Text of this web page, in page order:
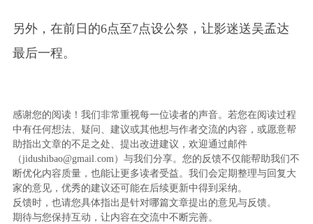
另外，在前日的6点至7点设公祭，让影迷送吴孟达
最后一程。
感谢您的阅读！我们非常重视每一位读者的声音。若您在阅读过程
中有任何想法、疑问、建议或其他想与作者交流的内容，或愿意帮
助指出文章的不足之处、提出改进建议，欢迎通过邮件
（jidushibao@gmail.com）与我们分享。您的反馈不仅能帮助我们不
断优化内容质量，也能让更多读者受益。我们会定期整理与回复大
家的意见，优秀的建议还可能在后续更新中得到采纳。
反馈时，也请您具体指出是针对哪篇文章提出的意见与反馈。
期待与您保持互动，让内容在交流中不断完善。